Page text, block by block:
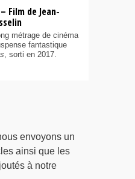
Film de Jean-
métrage de cinéma
fantastique
, sorti en 2017.
envoyons un
ainsi que les
à notre